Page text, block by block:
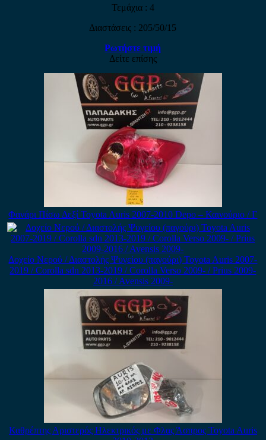
Τεμάχια : 4
Διαστάσεις : 205/50/15
Ρωτήστε τιμή
Δείτε επίσης
Φανάρι Πίσω Δεξί Toyota Auris 2007-2010 Depo – Καινούριο / Γ
Δοχείο Νερού / Διαστολής Ψυγείου (παγούρι) Toyota Auris 2007-
2019 / Corolla sdn 2013-2019 / Corolla Verso 2009- / Prius 2009-
2016 / Avensis 2009-
Καθρέπτης Αριστερός Ηλεκτρικός με Φλας Άσπρος Toyota Auris